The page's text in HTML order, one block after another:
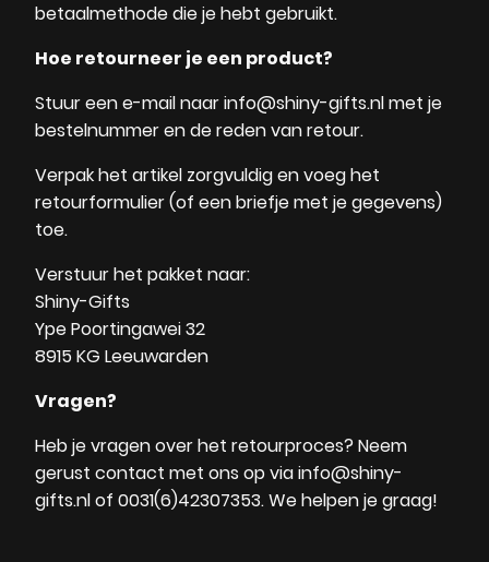
betaalmethode die je hebt gebruikt.
Hoe retourneer je een product?
Stuur een e-mail naar info@shiny-gifts.nl met je
bestelnummer en de reden van retour.
Verpak het artikel zorgvuldig en voeg het
retourformulier (of een briefje met je gegevens)
toe.
Verstuur het pakket naar:
Shiny-Gifts
Ype Poortingawei 32
8915 KG Leeuwarden
Vragen?
Heb je vragen over het retourproces? Neem
gerust contact met ons op via info@shiny-
gifts.nl of 0031(6)42307353. We helpen je graag!